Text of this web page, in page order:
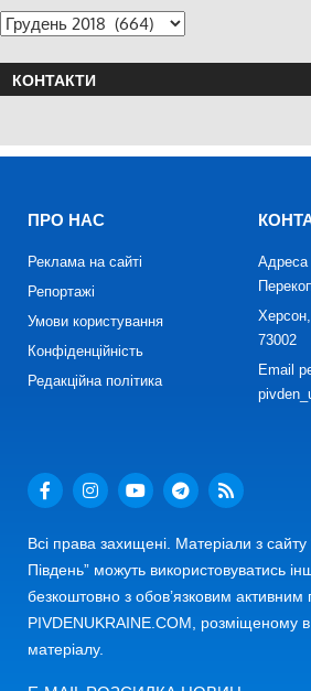
КОНТАКТИ
ПРО НАС
Реклама на сайті
Репортажі
Умови користування
Конфіденційність
Редакційна політика
Адреса
73002
Email
Всі права захищені. Матеріали з сайту
Південь” можуть використовуватись
безкоштовно з обов’язковим
PIVDENUKRAINE.COM, розміщеному
матеріалу.